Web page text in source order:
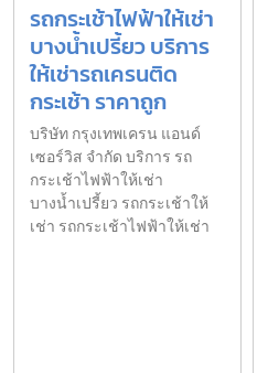
รถกระเช้าไฟฟ้าให้เช่า
บางน้ำเปรี้ยว บริการ
ให้เช่ารถเครนติด
กระเช้า ราคาถูก
บริษัท กรุงเทพเครน แอนด์
เซอร์วิส จำกัด บริการ รถ
กระเช้าไฟฟ้าให้เช่า
บางน้ำเปรี้ยว รถกระเช้าให้
เช่า รถกระเช้าไฟฟ้าให้เช่า